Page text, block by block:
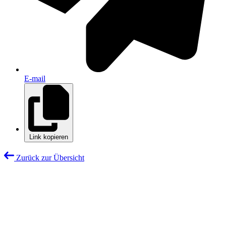
E-mail
Link kopieren
Zurück zur Übersicht